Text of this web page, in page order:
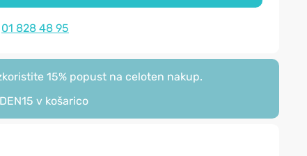
01 828 48 95
15% popust na celoten nakup.
v košarico